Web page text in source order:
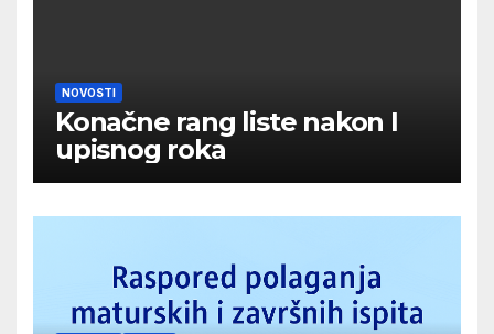
NOVOSTI
Konačne rang liste nakon I
upisnog roka